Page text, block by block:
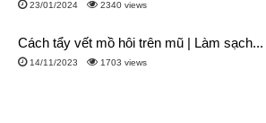
23/01/2024 2340 views
Cách tẩy vết mồ hôi trên mũ | Làm sạch...
14/11/2023 1703 views